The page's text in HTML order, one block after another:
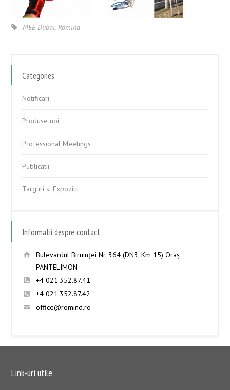
MEE Dubai,Romind
Categories
Notificari
Produse noi
Professional Meetings
Publicatii
Targuri si Expozitii
Informatii despre contact
Bulevardul Biruinţei Nr. 364 (DN3, Km 15) Oraş
PANTELIMON
+4 021.352.87.41
+4 021.352.87.42
office@romind.ro
Link-uri utile